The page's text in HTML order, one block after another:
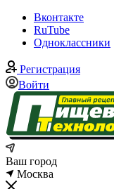
Вконтакте
RuTube
Одноклассники
Регистрация
Войти
Ваш город
Москва